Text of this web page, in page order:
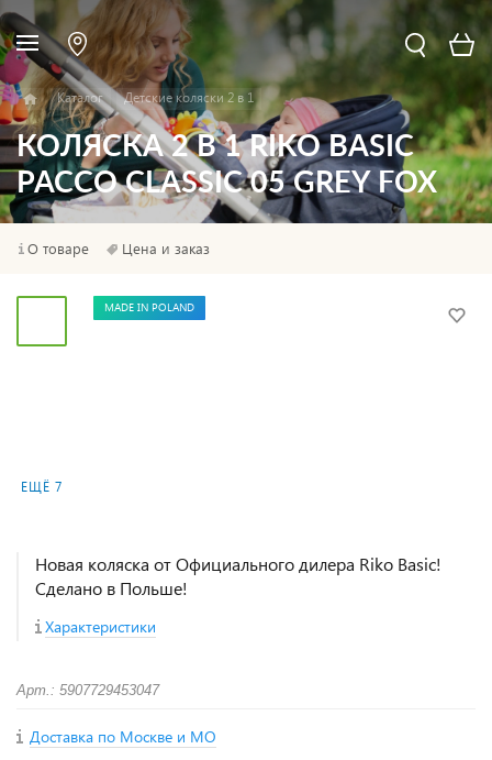
Каталог Детские коляски 2 в 1
КОЛЯСКА 2 В 1 RIKO BASIC
PACCO CLASSIC 05 GREY FOX
О товаре Цена и заказ
ЕЩЁ 7
MADE IN POLAND
Новая коляска от Официального дилера Riko Basic!
Сделано в Польше!
Характеристики
Арт.: 5907729453047
Доставка по Москве и МО